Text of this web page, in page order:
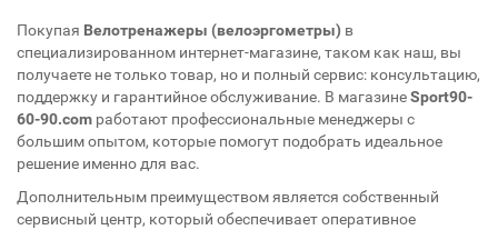
Покупая Велотренажеры (велоэргометры) в
специализированном интернет-магазине, таком как наш, вы
получаете не только товар, но и полный сервис: консультацию,
поддержку и гарантийное обслуживание. В магазинеSport90-
60-90.com работают профессиональные менеджеры с
большим опытом, которые помогут подобрать идеальное
решение именно для вас.
Дополнительным преимуществом является собственный
сервисный центр, который обеспечивает оперативное